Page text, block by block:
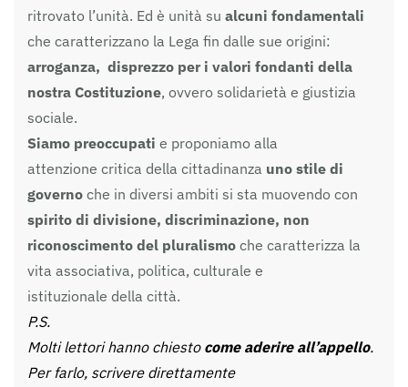
ritrovato l’unità. Ed è unità su alcuni fondamentali
che caratterizzano la Lega fin dalle sue origini:
arroganza, disprezzo per i valori fondanti della
nostra Costituzione, ovvero solidarietà e giustizia
sociale.
Siamo preoccupati e proponiamo alla
attenzione critica della cittadinanza uno stile di
governo che in diversi ambiti si sta muovendo con
spirito di divisione, discriminazione, non
riconoscimento del pluralismo che caratterizza la
vita associativa, politica, culturale e
istituzionale della città.
P.S.
Molti lettori hanno chiesto come aderire all’appello.
Per farlo, scrivere direttamente